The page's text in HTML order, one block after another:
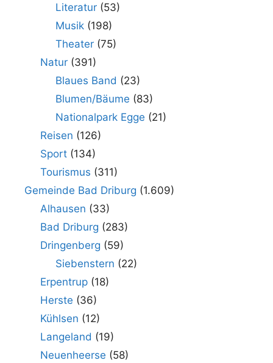
Literatur (53)
Musik (198)
Theater (75)
Natur(391)
Blaues Band (23)
Blumen/Bäume (83)
Nationalpark Egge (21)
Reisen (126)
Sport(134)
Tourismus (311)
Gemeinde Bad Driburg (1.609)
Alhausen (33)
Bad Driburg (283)
Dringenberg (59)
Siebenstern (22)
Erpentrup(18)
Herste (36)
Kühlsen (12)
Langeland (19)
Neuenheerse (58)